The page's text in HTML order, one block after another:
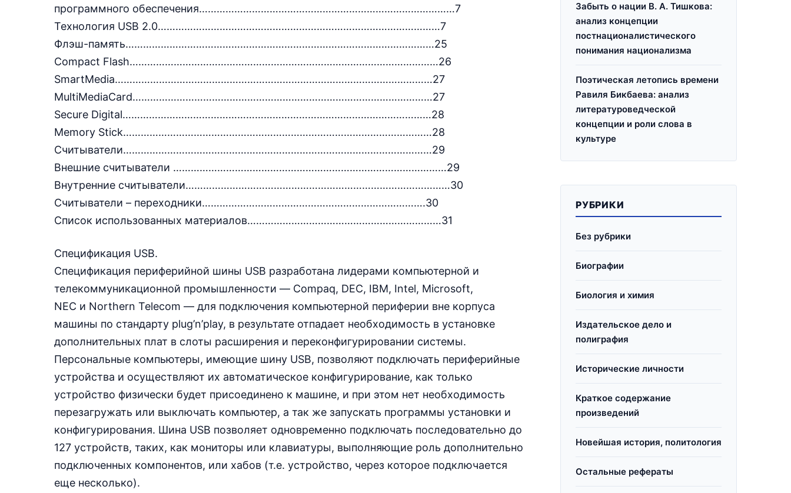
программного обеспечения……………………………………………………………………………7
Технология USB 2.0……………………………………………………………………………………7
Флэш-память……………………………………………………………………………………………25
Compact Flash……………………………………………………………………………………………26
SmartMedia………………………………………………………………………………………………27
MultiMediaCard…………………………………………………………………………………………27
Secure Digital……………………………………………………………………………………………28
Memory Stick……………………………………………………………………………………………28
Считыватели……………………………………………………………………………………………29
Внешние считыватели …………………………………………………………………………………29
Внутренние считыватели………………………………………………………………………………30
Считыватели – переходники………………………………………………………………….30
Список использованных материалов…………………………………………………………31
Спецификация USB.
Спецификация периферийной шины USB разработана лидерами компьютерной и
телекоммуникационной промышленности — Compaq, DEC, IBM, Intel, Microsoft,
NEC и Northern Telecom — для подключения компьютерной периферии вне корпуса
машины по стандарту plug’n’play, в результате отпадает необходимость в установке
дополнительных плат в слоты расширения и переконфигурировании системы.
Персональные компьютеры, имеющие шину USB, позволяют подключать периферийные
устройства и осуществляют их автоматическое конфигурирование, как только
устройство физически будет присоединено к машине, и при этом нет необходимость
перезагружать или выключать компьютер, а так же запускать программы установки и
конфигурирования. Шина USB позволяет одновременно подключать последовательно до
127 устройств, таких, как мониторы или клавиатуры, выполняющие роль дополнительно
подключенных компонентов, или хабов (т.е. устройство, через которое подключается
еще несколько).
Забыть о нации В. А. Тишкова:
анализ концепции
постнационалистического
понимания национализма
Поэтическая летопись времени
Равиля Бикбаева: анализ
литературоведческой
концепции и роли слова в
культуре
РУБРИКИ
Без рубрики
Биографии
Биология и химия
Издательское дело и
полиграфия
Исторические личности
Краткое содержание
произведений
Новейшая история, политология
Остальные рефераты